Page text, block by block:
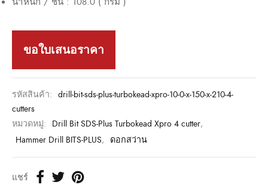
ขอใบเสนอราคา
รหัสสินค้า: drill-bit-sds-plus-turbokead-xpro-10-0-x-150-x-210-4-
cutters
หมวดหมู่: Drill Bit SDS-Plus Turbokead Xpro 4 cutter,
Hammer Drill BITS-PLUS, ดอกสว่าน
แชร์